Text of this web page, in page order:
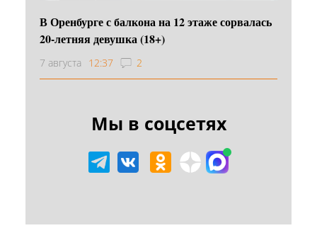
В Оренбурге с балкона на 12 этаже сорвалась
20-летняя девушка (18+)
7 августа 12:37 2
Мы в соцсетях